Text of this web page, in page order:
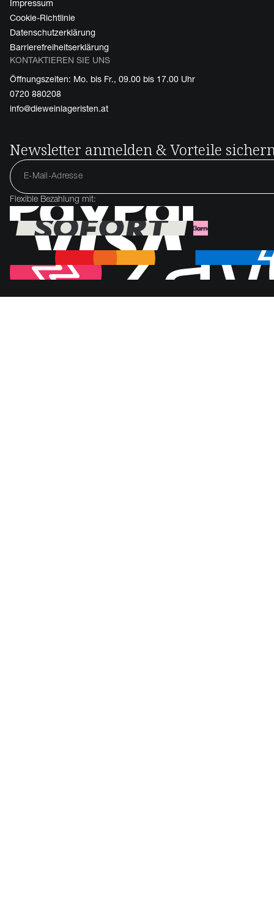
Impressum
Cookie-Richtlinie
Datenschutzerklärung
Barrierefreiheitserklärung
KONTAKTIEREN SIE UNS
Öffnungszeiten: Mo. bis Fr., 09.00 bis 17.00 Uhr
0720 880208
info@dieweinlageristen.at
Newsletter anmelden & Vorteile
Flexible Bezahlung mit: